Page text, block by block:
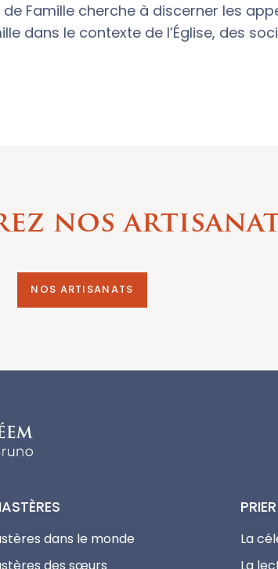
de Famille cherche à discerner les
dans le contexte de l’Église, des
nos
NOS ARTISANATS
dans le monde
La